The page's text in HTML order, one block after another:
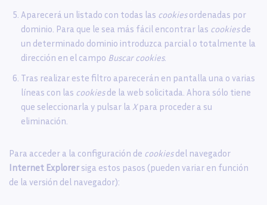
Aparecerá un listado con todas las cookiesordenadas por
dominio. Para que le sea más fácil encontrar las cookiesde
un determinado dominio introduzca parcial o totalmente la
dirección en el campo Buscar cookies.
Tras realizar este filtro aparecerán en pantalla una o varias
líneas con las cookiesde la web solicitada. Ahora sólo tiene
que seleccionarla y pulsar la Xpara proceder a su
eliminación.
Para acceder a la configuración de cookiesdel navegador
Internet Explorersiga estos pasos (pueden variar en función
de la versión del navegador):